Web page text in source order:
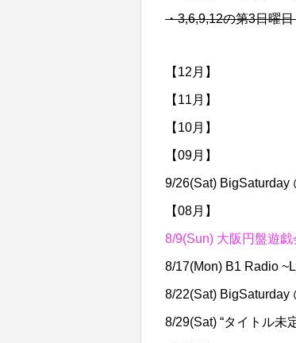
・3,6,9,12の第3日曜
【12月】
【11月】
【10月】
【09月】
9/26(Sat) BigSaturday
【08月】
8/9(Sun) 大阪円盤遊
8/17(Mon) B1 Radio
8/22(Sat) BigSaturday
8/29(Sat) “タイトル未